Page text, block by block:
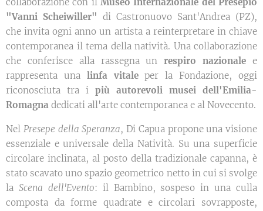
collaborazione con il Museo Internazionale del Presepio
"Vanni Scheiwiller" di Castronuovo Sant'Andrea (PZ),
che invita ogni anno un artista a reinterpretare in chiave
contemporanea il tema della natività. Una collaborazione
che conferisce alla rassegna unrespiro nazionale e
rappresenta una linfa vitaleper la Fondazione, oggi
riconosciuta tra i più autorevoli musei dell'Emilia-
Romagna dedicati all'arte contemporanea e al Novecento.
Nel Presepe della Speranza, Di Capua propone una visione
essenziale e universale della Natività. Su una superficie
circolare inclinata, al posto della tradizionale capanna, è
stato scavato uno spazio geometrico netto in cui si svolge
la Scena dell'Evento: il Bambino, sospeso in una culla
composta da forme quadrate e circolari sovrapposte,